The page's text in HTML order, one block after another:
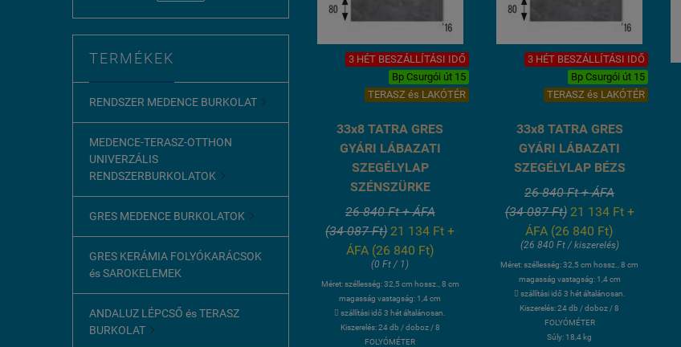
TERMÉKEK
RENDSZER MEDENCE BURKOLAT 
MEDENCE-TERASZ-OTTHON
UNIVERZÁLIS
RENDSZERBURKOLATOK 
GRES MEDENCE BURKOLATOK 
GRES KERÁMIA FOLYÓKARÁCSOK
és SAROKELEMEK
ANDALUZ LÉPCSŐ és TERASZ
BURKOLAT 
3 HÉT BESZÁLLÍTÁSI IDŐ
Bp Csurgói út 15
TERASZ és LAKÓTÉR
33x8 TATRA GRES
GYÁRI LÁBAZATI
SZEGÉLYLAP
SZÉNSZÜRKE
26 840 Ft + ÁFA
(34 087 Ft) 21 134 Ft +
ÁFA (26 840 Ft)
(0 Ft / 1)
Méret: széllesség: 32,5 cm hossz., 8 cm
magasság vastagság: 1,4 cm
 szállítási idő 3 hét általánosan.
Kiszerelés: 24 db / doboz / 8
FOLYÓMÉTER
3 HÉT BESZÁLLÍTÁSI IDŐ
Bp Csurgói út 15
TERASZ és LAKÓTÉR
33x8 TATRA GRES
GYÁRI LÁBAZATI
SZEGÉLYLAP BÉZS
26 840 Ft + ÁFA
(34 087 Ft) 21 134 Ft +
ÁFA (26 840 Ft)
(26 840 Ft / kiszerelés)
Méret: széllesség: 32,5 cm hossz., 8 cm
magasság vastagság: 1,4 cm
 szállítási idő 3 hét általánosan.
Kiszerelés: 24 db / doboz / 8
FOLYÓMÉTER
Súly: 18,4 kg